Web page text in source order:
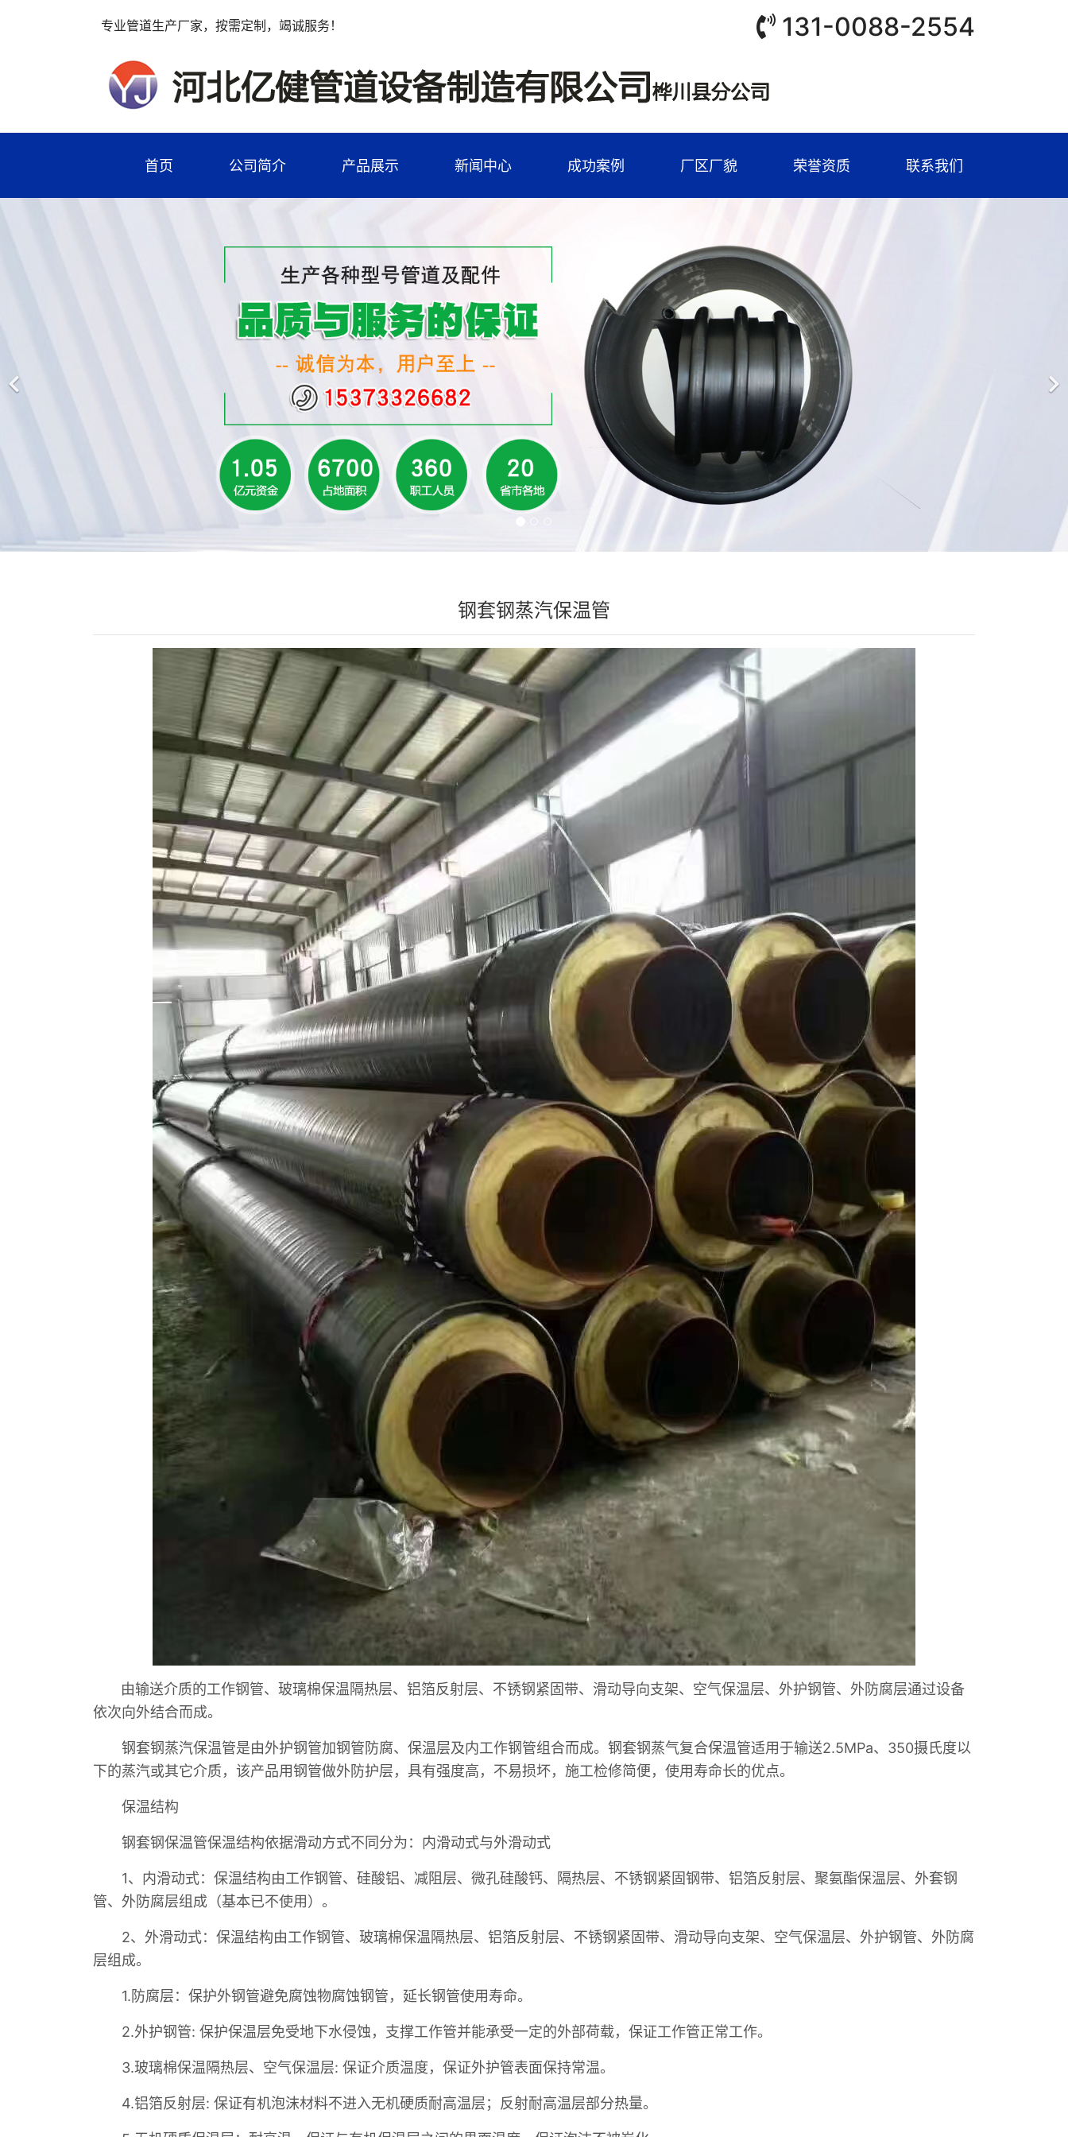
专业管道生产厂家，按需定制，竭诚服务！ 131-0088-2554
首页 公司简介 产品展示 新闻中心 成功案例 厂区厂貌 荣誉资质 联系我们
钢套钢蒸汽保温管
由输送介质的工作钢管、玻璃棉保温隔热层、铝箔反射层、不锈钢紧固带、滑动导向支架、空气保温层、外护钢管、外防腐层通过设备
依次向外结合而成。
钢套钢蒸汽保温管是由外护钢管加钢管防腐、保温层及内工作钢管组合而成。钢套钢蒸气复合保温管适用于输送2.5MPa、350摄氏度以
下的蒸汽或其它介质，该产品用钢管做外防护层，具有强度高，不易损坏，施工检修简便，使用寿命长的优点。
保温结构
钢套钢保温管保温结构依据滑动方式不同分为：内滑动式与外滑动式
1、内滑动式：保温结构由工作钢管、硅酸铝、减阻层、微孔硅酸钙、隔热层、不锈钢紧固钢带、铝箔反射层、聚氨酯保温层、外套钢
管、外防腐层组成（基本已不使用）。
2、外滑动式：保温结构由工作钢管、玻璃棉保温隔热层、铝箔反射层、不锈钢紧固带、滑动导向支架、空气保温层、外护钢管、外防腐
层组成。
1.防腐层：保护外钢管避免腐蚀物腐蚀钢管，延长钢管使用寿命。
2.外护钢管: 保护保温层免受地下水侵蚀，支撑工作管并能承受一定的外部荷载，保证工作管正常工作。
3.玻璃棉保温隔热层、空气保温层: 保证介质温度，保证外护管表面保持常温。
4.铝箔反射层: 保证有机泡沫材料不进入无机硬质耐高温层；反射耐高温层部分热量。